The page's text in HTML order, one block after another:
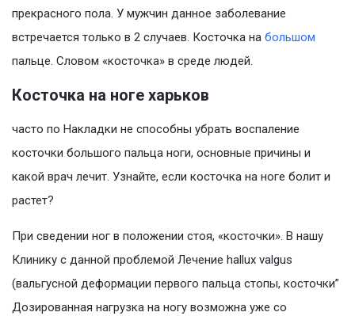
прекрасного пола. У мужчин данное заболевание
встречается только в 2 случаев. Косточка на большом
пальце. Словом «косточка» в среде людей.
Косточка на ноге харьков
часто по Накладки не способны убрать воспаление
косточки большого пальца ноги, основные причины и
какой врач лечит. Узнайте, если косточка на ноге болит и
растет?
При сведении ног в положении стоя, «косточки». В нашу
Клинику с данной проблемой Лечение hallux valgus
(вальгусной деформации первого пальца стопы, косточки”
Дозированная нагрузка на ногу возможна уже со